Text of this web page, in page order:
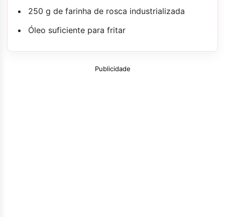
250 g de farinha de rosca industrializada
Óleo suficiente para fritar
Publicidade